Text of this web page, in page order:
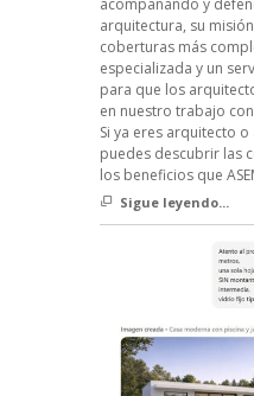
acompañando y
arquitectura, su
coberturas más
especializada y un
para que los
en nuestro trabajo
Si ya eres arquitecto
puedes descubrir las
los beneficios que
Sigue leyendo...